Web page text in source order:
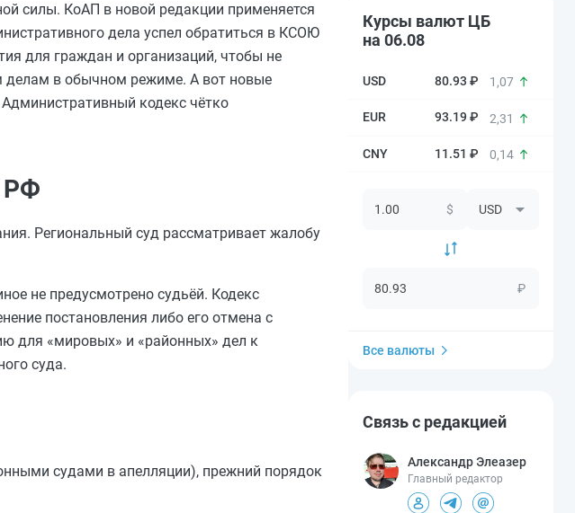
силы. КоАП в новой редакции применяется
дела успел обратиться в КСОЮ
для граждан и организаций, чтобы не
в обычном режиме. А вот новые
кодекс чётко
РФ
Региональный суд рассматривает жалобу
не предусмотрено судьёй. Кодекс
постановления либо его отмена с
для «мировых» и «районных» дел к
суда.
судами в апелляции), прежний порядок
Курсы валют ЦБ
на 06.08
80.93 ₽ 1,07
93.19 ₽ 2,31
11.51 ₽ 0,14
$
₽
Все валюты
Связь с редакцией
Александр Элеазер
Главный редактор